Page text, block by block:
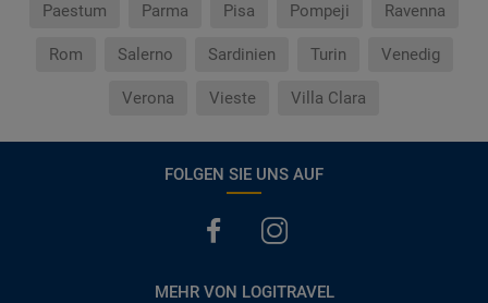
Paestum Parma Pisa Pompeji Ravenna
Rom Salerno Sardinien Turin Venedig
Verona Vieste Villa Clara
FOLGEN SIE UNS AUF
MEHR VON LOGITRAVEL